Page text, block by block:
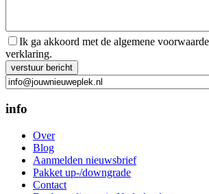
Ik ga akkoord met de algemene
verklaring.
Gelieve dit veld leeg te laten.
info
Over
Blog
Aanmelden nieuwsbrief
Pakket up-/downgrade
Contact